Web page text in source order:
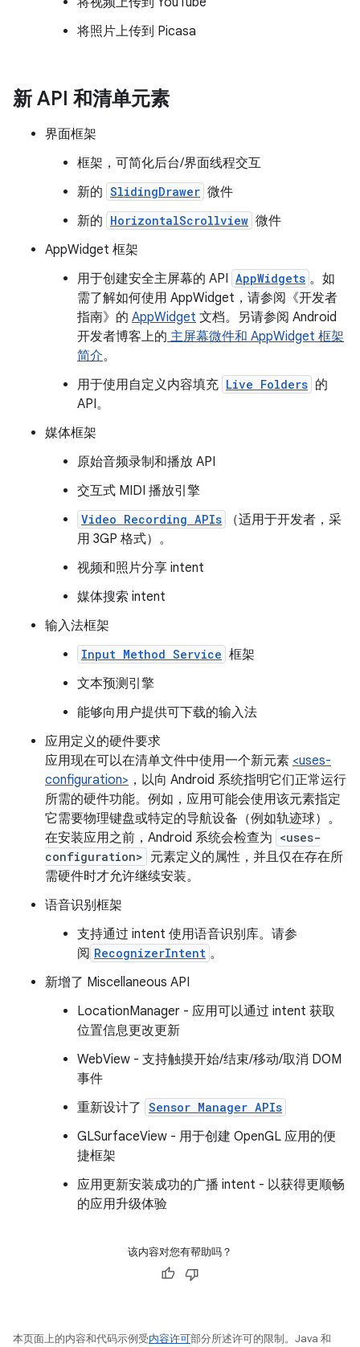
将照片上传到 Picasa
新 API 和清单元素
界面框架
框架，可简化后台/界面线程交互
新的 SlidingDrawer 微件
新的 HorizontalScrollview 微件
AppWidget 框架
用于创建安全主屏幕的 API AppWidgets 。如
需了解如何使用 AppWidget，请参阅《开发者
指南》的 AppWidget 文档。另请参阅 Android
开发者博客上的 主屏幕微件和 AppWidget 框架
简介。
用于使用自定义内容填充 Live Folders 的
API。
媒体框架
原始音频录制和播放 API
交互式 MIDI 播放引擎
Video Recording APIs
（适用于开发者，采
用 3GP 格式）。
视频和照片分享 intent
媒体搜索 intent
输入法框架
Input Method Service 框架
文本预测引擎
能够向用户提供可下载的输入法
应用定义的硬件要求
应用现在可以在清单文件中使用一个新元素 <uses-
configuration> ，以向 Android 系统指明它们正常运行
所需的硬件功能。例如，应用可能会使用该元素指定
它需要物理键盘或特定的导航设备（例如轨迹球）。
在安装应用之前，Android 系统会检查为 <uses-
configuration> 元素定义的属性，并且仅在存在所
需硬件时才允许继续安装。
语音识别框架
支持通过 intent 使用语音识别库。请参
阅 RecognizerIntent 。
新增了 Miscellaneous API
LocationManager - 应用可以通过 intent 获取
位置信息更改更新
WebView - 支持触摸开始/结束/移动/取消 DOM
事件
重新设计了 Sensor Manager APIs
GLSurfaceView - 用于创建 OpenGL 应用的便
捷框架
应用更新安装成功的广播 intent - 以获得更顺畅
的应用升级体验
该内容对您有帮助吗？
本页面上的内容和代码示例受内容许可部分所述许可的限制。Java 和